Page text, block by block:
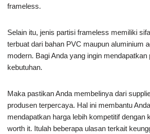
frameless.
Selain itu, jenis partisi frameless memiliki
terbuat dari bahan PVC maupun aluminium
modern. Bagi Anda yang ingin mendapatkan
kebutuhan.
Maka pastikan Anda membelinya dari
produsen terpercaya. Hal ini membantu
mendapatkan harga lebih kompetitif dengan
worth it. Itulah beberapa ulasan terkait